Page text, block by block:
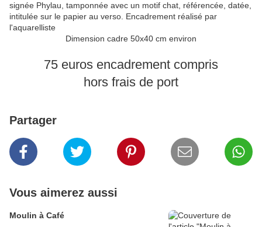
signée Phylau, tamponnée avec un motif chat, référencée, datée,
intitulée sur le papier au verso. Encadrement réalisé par
l'aquarelliste
Dimension cadre 50x40 cm environ
75 euros encadrement compris
hors frais de port
Partager
Vous aimerez aussi
Moulin à Café